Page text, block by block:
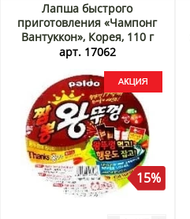
Лапша быстрого
приготовления «Чампонг
Вантуккон», Корея, 110 г
Акция
арт. 17062
15%